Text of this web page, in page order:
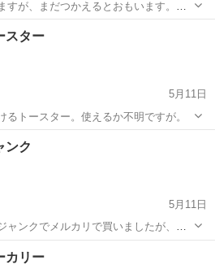
が、まだつかえるとおもいます。
いて密閉はしません。27cmのほうは
とりあえず、使えるばいいという方
調理器具
スター
5月11日
るトースター。使えるか不明ですが。
キッチン家電
ンク
5月11日
ャンクでメルカリで買いましたが、つ
子作りで冷やすための氷作るとかに。
その他
カリー